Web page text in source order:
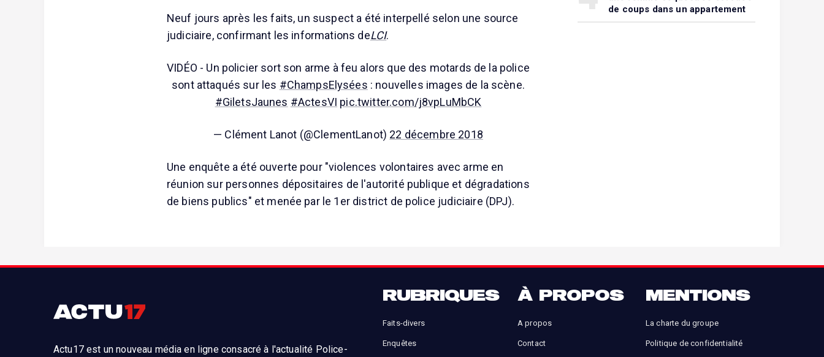
Neuf jours après les faits, un suspect a été interpellé selon une source
judiciaire, confirmant les informations deLCI.
VIDÉO - Un policier sort son arme à feu alors que des motards de la police
sont attaqués sur les #ChampsElysées : nouvelles images de la scène.
#GiletsJaunes #ActesVI pic.twitter.com/j8vpLuMbCK
— Clément Lanot (@ClementLanot) 22 décembre 2018
Une enquête a été ouverte pour "violences volontaires avec arme en
réunion sur personnes dépositaires de l'autorité publique et dégradations
de biens publics" et menée par le 1er district de police judiciaire (DPJ).
de coups dans un appartement
Actu17 est un nouveau média en ligne consacré à l'actualité Police-
RUBRIQUES
Faits-divers
Enquêtes
À PROPOS
A propos
Contact
MENTIONS
La charte du groupe
Politique de confidentialité